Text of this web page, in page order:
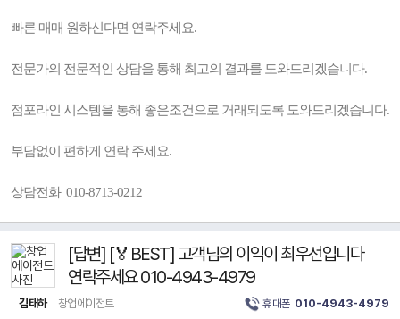
빠른 매매 원하신다면 연락주세요.
전문가의 전문적인 상담을 통해 최고의 결과를 도와드리겠습니다.
점포라인 시스템을 통해 좋은조건으로 거래되도록 도와드리겠습니다.
부담없이 편하게 연락 주세요.
상담전화 010-8713-0212
[답변] [🏅BEST] 고객님의 이익이 최우선입니다
연락주세요 010-4943-4979
김태하 창업에이전트 휴대폰 010-4943-4979